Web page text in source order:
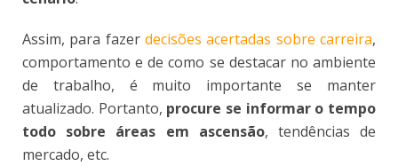
Assim, para fazer decisões acertadas sobre carreira,
comportamento e de como se destacar no ambiente
de trabalho, é muito importante se manter
atualizado. Portanto, procure se informar o tempo
todo sobre áreas em ascensão, tendências de
mercado, etc.